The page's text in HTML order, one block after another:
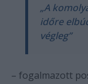
„A
időre
végleg”
– fogalmazott